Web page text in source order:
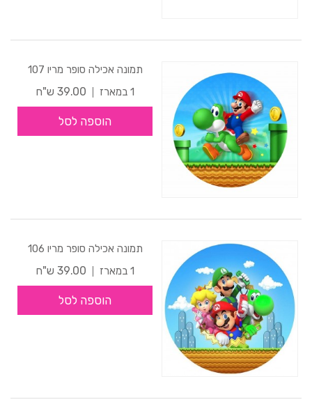
תמונה אכילה סופר מריו 107
1 במארז
39.00 ש"ח
הוספה לסל
תמונה אכילה סופר מריו 106
1 במארז
39.00 ש"ח
הוספה לסל